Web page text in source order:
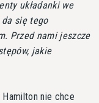
układanki we
da się tego
Przed nami jeszcze
jakie
nie chce